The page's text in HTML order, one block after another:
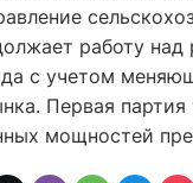
работу
с учетом
Первая
мощностей